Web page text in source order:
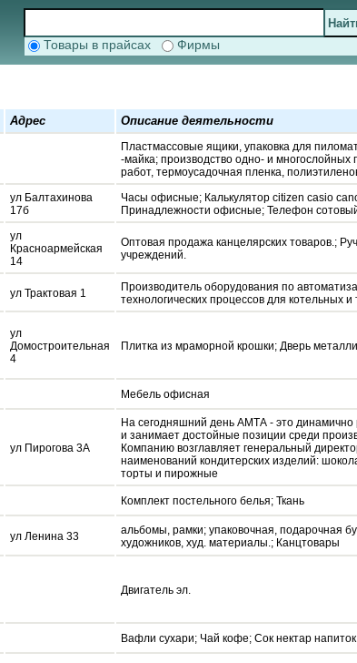
Товары в прайсах Фирмы
Адрес Описание деятельности
Пластмассовые ящики, упаковка для
-майка; производство одно- и
работ, термоусадочная пленка,
ул Балтахинова
17б
Часы офисные; Калькулятор citizen casio
Принадлежности офисные; Телефон
ул
Красноармейская
14
Оптовая продажа канцелярских товаров.;
учреждений.
ул Трактовая 1
Производитель оборудования по
технологических процессов для котельных и
ул
Домостроительная
4
Плитка из мраморной крошки; Дверь
Мебель офисная
ул Пирогова 3А
На сегодняшний день АМТА - это
и занимает достойные позиции среди
Компанию возглавляет генеральный
наименований кондитерских изделий:
торты и пирожные
Комплект постельного белья; Ткань
ул Ленина 33
альбомы, рамки; упаковочная, подарочная
художников, худ. материалы.; Канцтовары
Двигатель эл.
Вафли сухари; Чай кофе; Сок нектар